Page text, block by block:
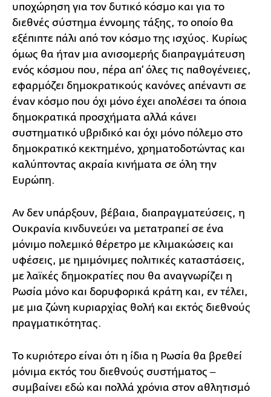
υποχώρηση για τον δυτικό κόσμο και για το
διεθνές σύστημα έννομης τάξης, το οποίο θα
εξέπιπτε πάλι από τον κόσμο της ισχύος. Κυρίως
όμως θα ήταν μια ανισομερής διαπραγμάτευση
ενός κόσμου που, πέρα απ’ όλες τις παθογένειες,
εφαρμόζει δημοκρατικούς κανόνες απέναντι σε
έναν κόσμο που όχι μόνο έχει απολέσει τα όποια
δημοκρατικά προσχήματα αλλά κάνει
συστηματικό υβριδικό και όχι μόνο πόλεμο στο
δημοκρατικό κεκτημένο, χρηματοδοτώντας και
καλύπτοντας ακραία κινήματα σε όλη την
Ευρώπη.
Αν δεν υπάρξουν, βέβαια, διαπραγματεύσεις, η
Ουκρανία κινδυνεύει να μετατραπεί σε ένα
μόνιμο πολεμικό θέρετρο με κλιμακώσεις και
υφέσεις, με ημιμόνιμες πολιτικές καταστάσεις,
με λαϊκές δημοκρατίες που θα αναγνωρίζει η
Ρωσία μόνο και δορυφορικά κράτη και, εν τέλει,
με μια ζώνη κυριαρχίας θολή και εκτός διεθνούς
πραγματικότητας.
Το κυριότερο είναι ότι η ίδια η Ρωσία θα βρεθεί
μόνιμα εκτός του διεθνούς συστήματος ‒
συμβαίνει εδώ και πολλά χρόνια στον αθλητισμό